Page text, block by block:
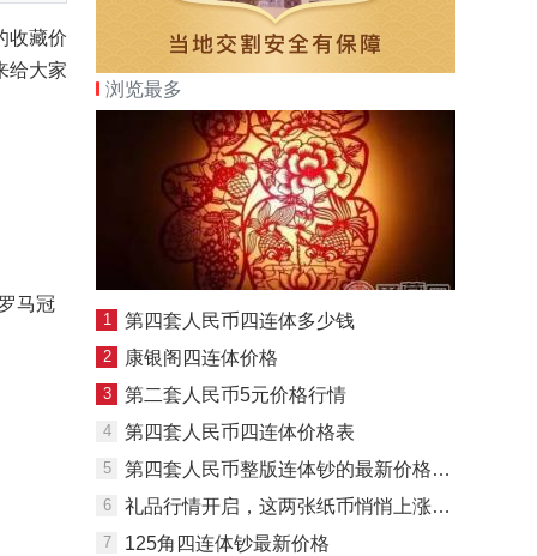
收藏价
给大家
马冠
浏览最多
1 第四套人民币四连体多少钱
2 康银阁四连体价格
3 第二套人民币5元价格行情
4 第四套人民币四连体价格表
5 第四套人民币整版连体钞的最新价格及保存方法
6 礼品行情开启，这两张纸币悄悄上涨了！
7 125角四连体钞最新价格